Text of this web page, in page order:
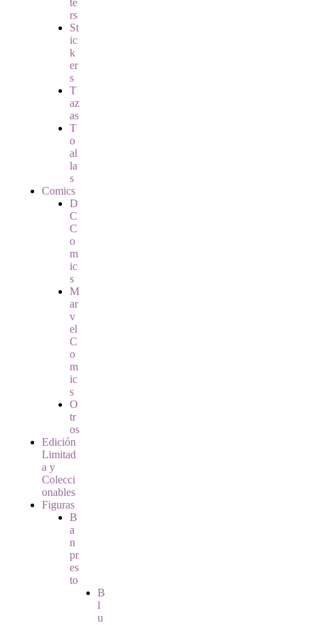
te
rs
St
ic
k
er
s
T
az
as
T
o
al
la
s
Comics
D
C
C
o
m
ic
s
M
ar
v
el
C
o
m
ic
s
O
tr
os
Edición
Limitad
a y
Colecci
onables
Figuras
B
a
n
pr
es
to
B
l
u